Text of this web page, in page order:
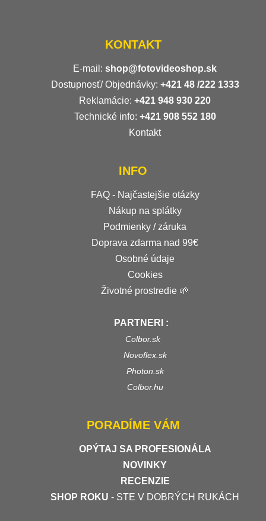
KONTAKT
E-mail: shop@fotovideoshop.sk
Dostupnosť/ Objednávky: +421 48 /222 1333
Reklamácie: +421 948 930 220
Technické info: +421 908 552 180
Kontakt
INFO
FAQ - Najčastejšie otázky
Nákup na splátky
Podmienky / záruka
Doprava zdarma nad 99€
Osobné údaje
Cookies
Životné prostredie 🌱
PARTNERI :
Colbor.sk
Novoflex.sk
Photon.sk
Colbor.hu
PORADÍME VÁM
OPÝTAJ SA PROFESIONÁLA
NOVINKY
RECENZIE
SHOP ROKU - STE V DOBRÝCH RUKÁCH